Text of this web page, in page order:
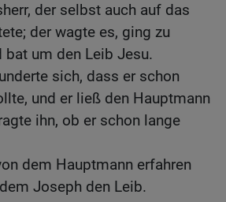
der selbst auch auf das
der wagte es, ging zu
bat um den Leib Jesu.
sich, dass er schon
und er ließ den Hauptmann
ihn, ob er schon lange
dem Hauptmann erfahren
Joseph den Leib.